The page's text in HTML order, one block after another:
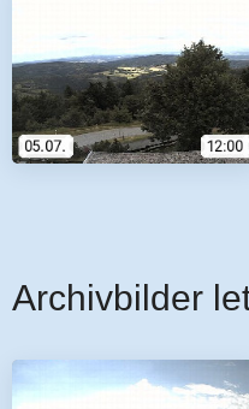
Archivbilder